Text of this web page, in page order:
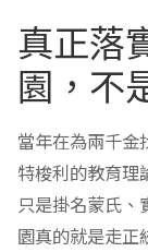
真正落
園，不
當年在為兩千金
特梭利的教育理
只是掛名蒙氏、
園真的就是走正